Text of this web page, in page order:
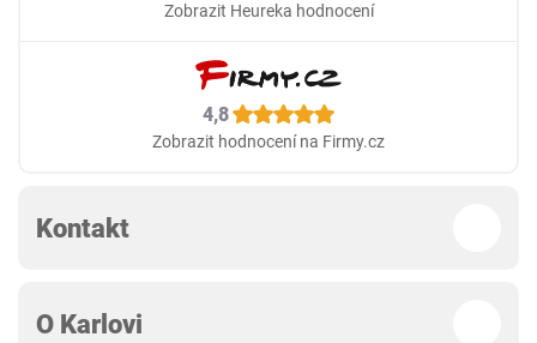
Zobrazit Heureka hodnocení
4,8
Zobrazit hodnocení na Firmy.cz
Kontakt
O Karlovi